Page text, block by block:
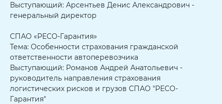
Выступающий: Арсентьев Денис Александрович -
генеральный директор
СПАО «РЕСО-Гарантия»
Тема: Особенности страхования гражданской
ответственности автоперевозчика
Выступающий: Романов Андрей Анатольевич -
руководитель направления страхования
логистических рисков и грузов СПАО "РЕСО-
Гарантия"